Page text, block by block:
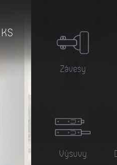
Závesy
Výsuvy